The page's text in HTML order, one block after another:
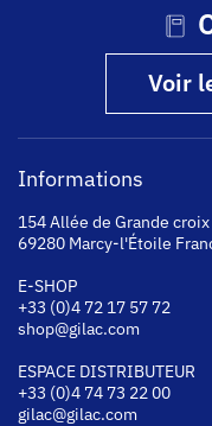
Voir
Informations
154 Allée de Grande croix
69280 Marcy-l'Étoile
E-SHOP
+33 (0)4 72 17 57 72
shop@gilac.com
ESPACE DISTRIBUTEUR
+33 (0)4 74 73 22 00
gilac@gilac.com